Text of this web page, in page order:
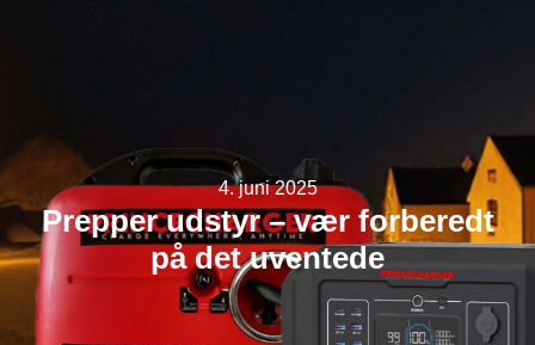
4. juni 2025
Prepper udstyr – vær forberedt
på det uventede